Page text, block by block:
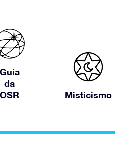
Guia
da
OSR
Misticismo